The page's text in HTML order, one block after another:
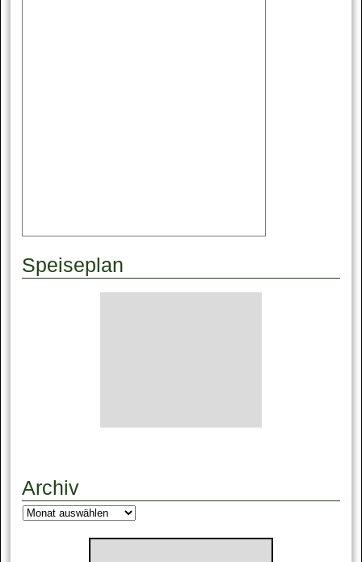
Speiseplan
Archiv